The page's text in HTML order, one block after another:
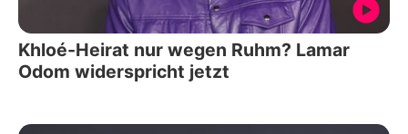
Khloé-Heirat nur wegen Ruhm? Lamar
Odom widerspricht jetzt